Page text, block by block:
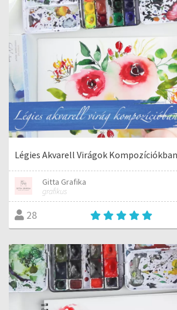
Légies Akvarell Virágok Kompozíciókban
Gitta Grafika
grafikus
28